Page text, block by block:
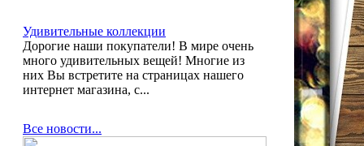
Удивительные коллекции
Дорогие наши покупатели! В мире очень
много удивительных вещей! Многие из
них Вы встретите на страницах нашего
интернет магазина, с...
Все новости...